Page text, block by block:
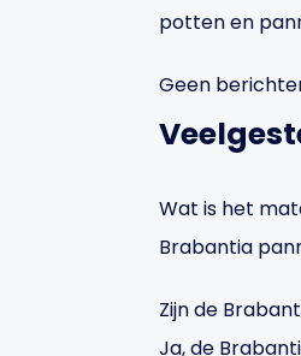
potten en
Geen
Wat is het
Brabantia
Zijn de
Ja, de